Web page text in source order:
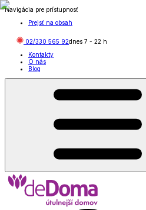
Navigácia pre prístupnosť
Prejsť na obsah
02/330 565 92dnes 7 - 22 h
Kontakty
O nás
Blog